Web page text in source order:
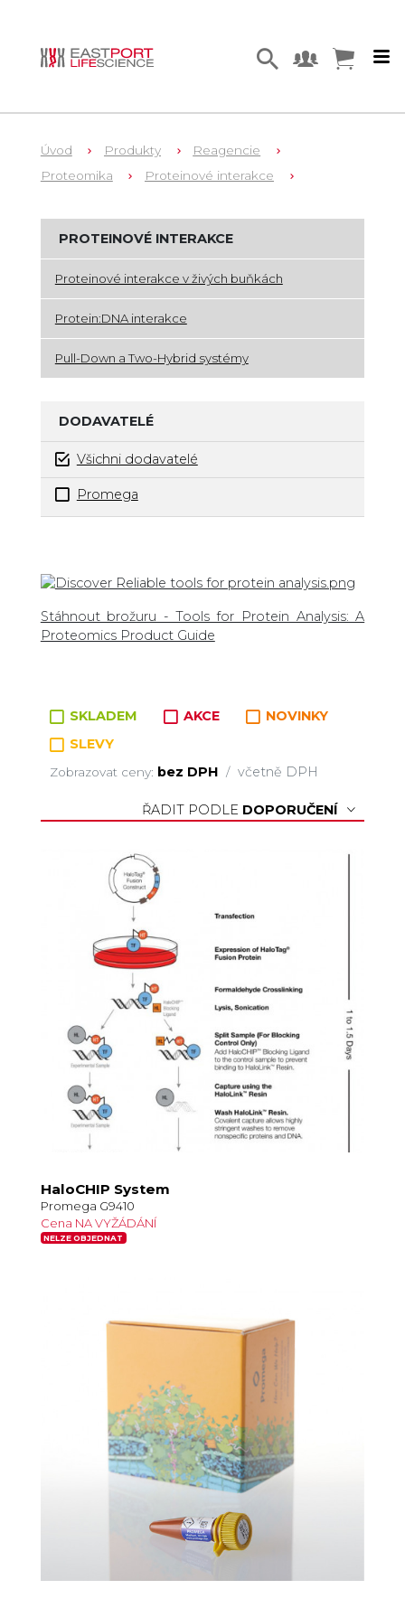
Úvod Produkty
Reagencie
Proteomika
Proteinové interakce
PROTEINOVÉ INTERAKCE
Proteinové interakce v živých buňkách
Protein:DNA interakce
Pull-Down a Two-Hybrid systémy
DODAVATELÉ
Všichni dodavatelé
Promega
Stáhnout brožuru - Tools for Protein Analysis: A
Proteomics Product Guide
SKLADEM AKCE
NOVINKY
SLEVY
Zobrazovat ceny: bez DPH / včetně DPH
ŘADIT PODLE DOPORUČENÍ
HaloCHIP System
Promega G9410
Cena NA VYŽÁDÁNÍ
NELZE OBJEDNAT